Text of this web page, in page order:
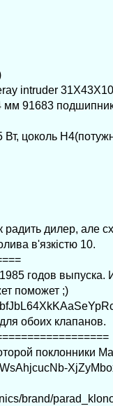
intruder
91683
цоколь
дилер, але
в'язкістю 10.
годов
поможет ;)
обоих клапанов.
поклонники
brand/